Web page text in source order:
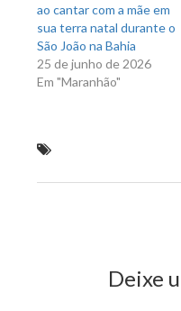
ao cantar com a mãe em
sua terra natal durante o
São João na Bahia
25 de junho de 2026
Em "Maranhão"
Deixe